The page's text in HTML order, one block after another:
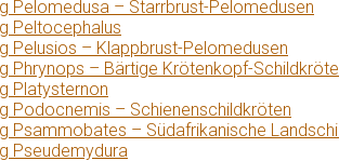
Pelomedusa – Starrbrust-Pelomedusen
Peltocephalus
Pelusios – Klappbrust-Pelomedusen
Phrynops – Bärtige Krötenkopf-
Platysternon
Podocnemis – Schienenschildkröten
Psammobates – Südafrikanische
Pseudemydura